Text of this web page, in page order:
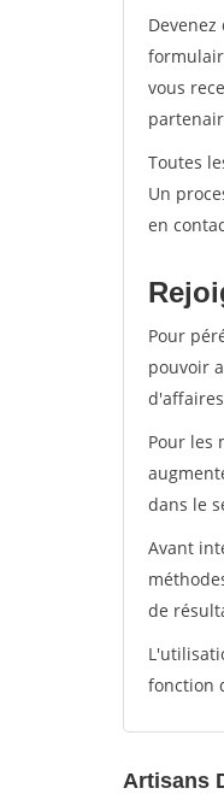
vous
Toutes
Un
en
Pour
pouvoir
Pour les
dans le
Avant
de
fonction
Artisans